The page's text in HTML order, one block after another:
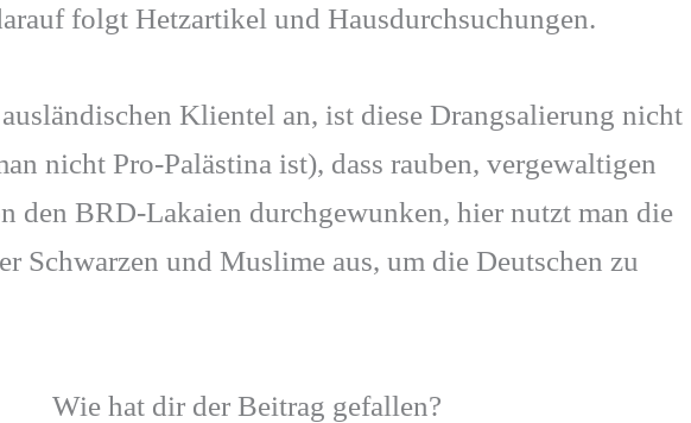
folgt Hetzartikel und Hausdurchsuchungen.
Klientel an, ist diese Drangsalierung nicht
nicht Pro-Palästina ist), dass rauben, vergewaltigen
den BRD-Lakaien durchgewunken, hier nutzt man die
Schwarzen und Muslime aus, um die Deutschen zu
Wie hat dir der Beitrag gefallen?